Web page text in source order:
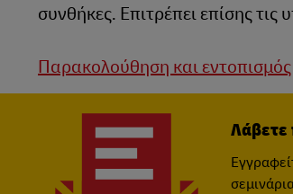
συνθήκες. Επιτρέπει επίσης τις
Παρακολούθηση και
Λάβετε